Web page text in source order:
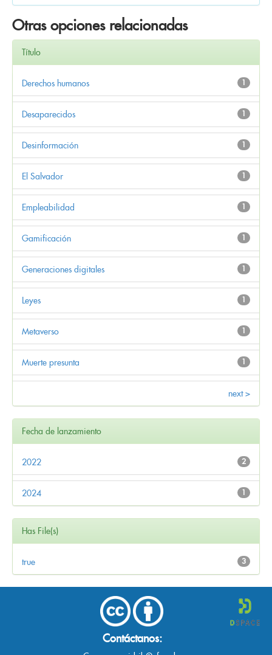
Otras opciones relacionadas
Título
1
Derechos humanos
1
Desaparecidos
1
Desinformación
1
El Salvador
1
Empleabilidad
1
Gamificación
1
Generaciones digitales
1
Leyes
1
Metaverso
1
Muerte presunta
next >
Fecha de lanzamiento
2
2022
1
2024
Has File(s)
3
true
Contáctanos: